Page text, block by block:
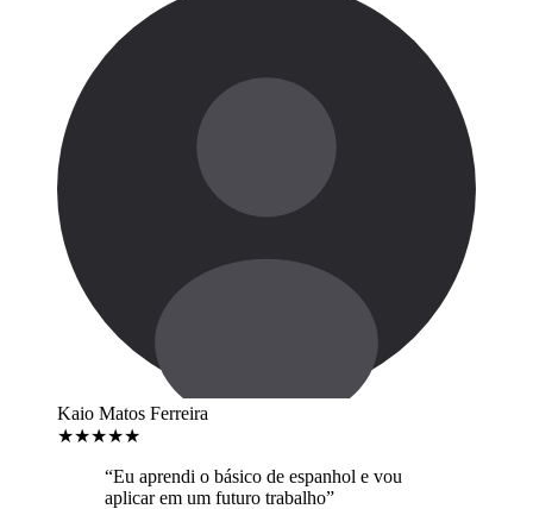
Kaio Matos Ferreira
★★★★★
“Eu aprendi o básico de espanhol e vou
aplicar em um futuro trabalho”